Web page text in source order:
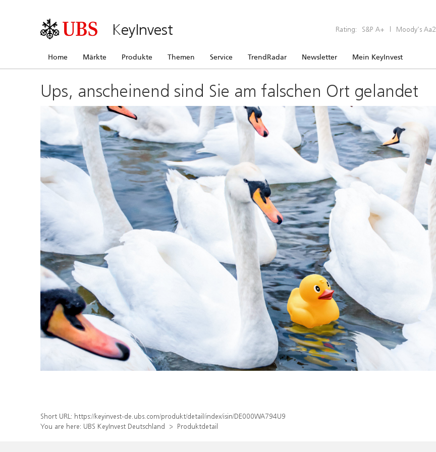
KeyInvest Rating: S&P A+ | Moody’s Aa2
Home Märkte Produkte Themen Service TrendRadar Newsletter Mein KeyInvest
Ups, anscheinend sind Sie am falschen Ort gelandet
Short URL: https://keyinvest-de.ubs.com/produkt/detail/index/isin/DE000WA794U9
You are here: UBS KeyInvest Deutschland Produktdetail